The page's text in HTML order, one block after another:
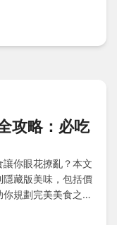
攻略：必吃
你眼花撩亂？本文
藏版美味，包括價
規劃完美美食之